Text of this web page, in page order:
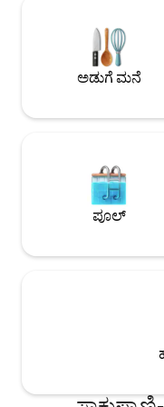
ಮರೆಮಾಡಲು ಅಥವಾ
ಮಾಡಬಹುದು. ❄️ ನವೆಂಬರ್-ಜನವರಿ ತಿಂಗಳುಗಳಲ್ಲಿ
ಕ್ಯಾಬಿನ್‌ನಲ್ಲಿ ನಾವು ಕ್ರಿಸ್ಮಸ್
Insta ನಲ್ಲಿ ನಮ್ಮನ್ನು
ಅಡುಗೆ ಮನೆ
ಪೂಲ್